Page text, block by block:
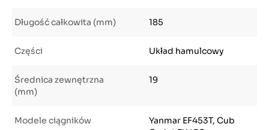
Długość całkowita (mm) 185
Części Układ hamulcowy
Średnica zewnętrzna
(mm)
19
Modele ciągników
Yanmar EF453T, Cub